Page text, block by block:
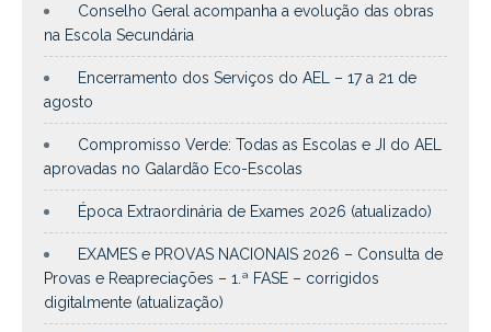
Conselho Geral acompanha a evolução das obras
na Escola Secundária
Encerramento dos Serviços do AEL – 17 a 21 de
agosto
Compromisso Verde: Todas as Escolas e JI do AEL
aprovadas no Galardão Eco-Escolas
Época Extraordinária de Exames 2026 (atualizado)
EXAMES e PROVAS NACIONAIS 2026 – Consulta de
Provas e Reapreciações – 1.ª FASE – corrigidos
digitalmente (atualização)